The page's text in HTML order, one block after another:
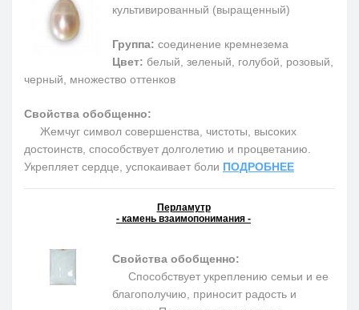
культивированный (выращенный)
Группа: соединение кремнезема
Цвет: белый, зеленый, голубой, розовый,
черный, множество оттенков
Свойства обобщенно:
Жемчуг символ совершенства, чистоты, высоких
достоинств, способствует долголетию и процветанию.
Укрепляет сердце, успокаивает боли ПОДРОБНЕЕ
Перламутр
- камень взаимопонимания -
Свойства обобщенно:
Способствует укреплению семьи и ее
благополучию, приносит радость и